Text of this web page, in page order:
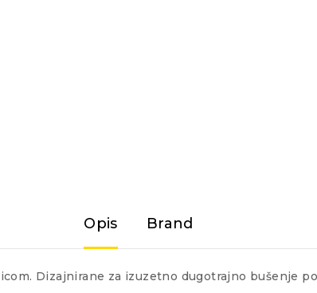
Opis Brand
Dizajnirane za izuzetno dugotrajno bušenje